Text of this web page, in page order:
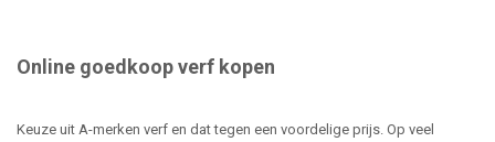
Online goedkoop verf kopen
Keuze uit A-merken verf en dat tegen een voordelige prijs. Op veel